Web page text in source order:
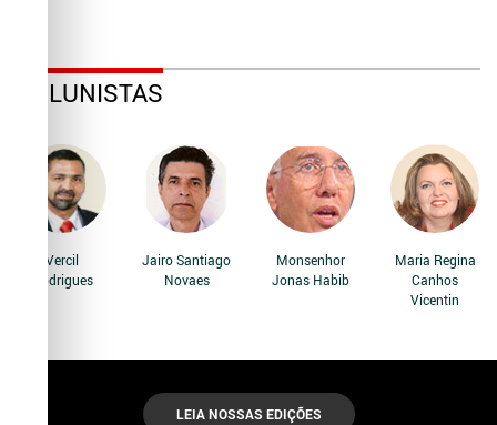
COLUNISTAS
Vercil
Rodrigues
Jairo Santiago
Novaes
Monsenhor
Jonas Habib
Maria Regina
Canhos
Vicentin
LEIA NOSSAS EDIÇÕES